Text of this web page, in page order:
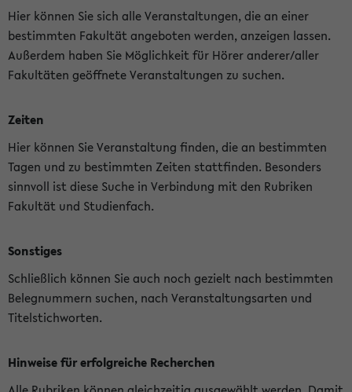
Hier können Sie sich alle Veranstaltungen, die an einer
bestimmten Fakultät angeboten werden, anzeigen lassen.
Außerdem haben Sie Möglichkeit für Hörer anderer/aller
Fakultäten geöffnete Veranstaltungen zu suchen.
Zeiten
Hier können Sie Veranstaltung finden, die an bestimmten
Tagen und zu bestimmten Zeiten stattfinden. Besonders
sinnvoll ist diese Suche in Verbindung mit den Rubriken
Fakultät und Studienfach.
Sonstiges
Schließlich können Sie auch noch gezielt nach bestimmten
Belegnummern suchen, nach Veranstaltungsarten und
Titelstichworten.
Hinweise für erfolgreiche Recherchen